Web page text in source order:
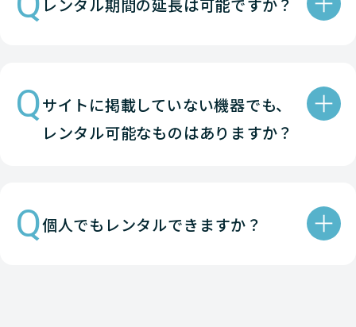
Nutanix HPE DL
Lenovo
Nutanix
Lenovo
Nutanix
HCI
Lenovo
レンタル期間の延長は可能ですか？
Qサイトに掲載していない機器でも、
レンタル可能なものはありますか？
Q個人でもレンタルできますか？